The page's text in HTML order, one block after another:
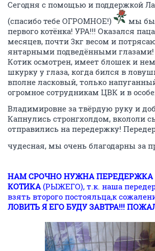
Сегодня с помощью и поддержкой
(спасибо тебе ОГРОМНОЕ!)
мы
первого котёнка! УРА!!! Оказался
месяцев, почти 3кг весом и
янтарными подведёнными глазами!
Котик осмотрен, имеет блошек и
шкурку у глаза, когда бился в
вполне ласковый, только
огромное сотрудникам ЦВК и в
Владимировне за твёрдую руку и
Капнулись стронгхолдом, вкололи
отправились на передержку!
чудесная, мы очень благодарны за
НАМ СРОЧНО НУЖНА ПЕРЕДЕРЖКА
КОТИКА(РЫЖЕГО), т.к. наша
взять второго постояльца,к
ЛОВИТЬ Я ЕГО БУДУ ЗАВТРА!!!